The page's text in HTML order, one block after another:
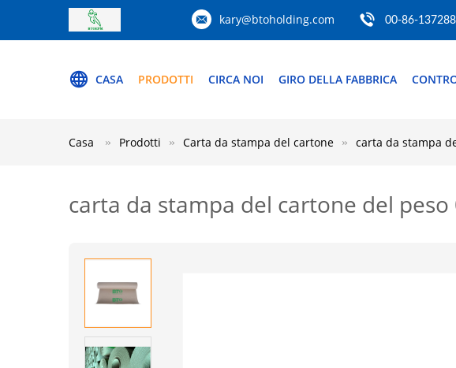
kary@btoholding.com 00-86-
CASA PRODOTTI CIRCA NOI GIRO DELLA FABBRICA
Casa Prodotti Carta da stampa del cartone carta da stampa
carta da stampa del cartone del